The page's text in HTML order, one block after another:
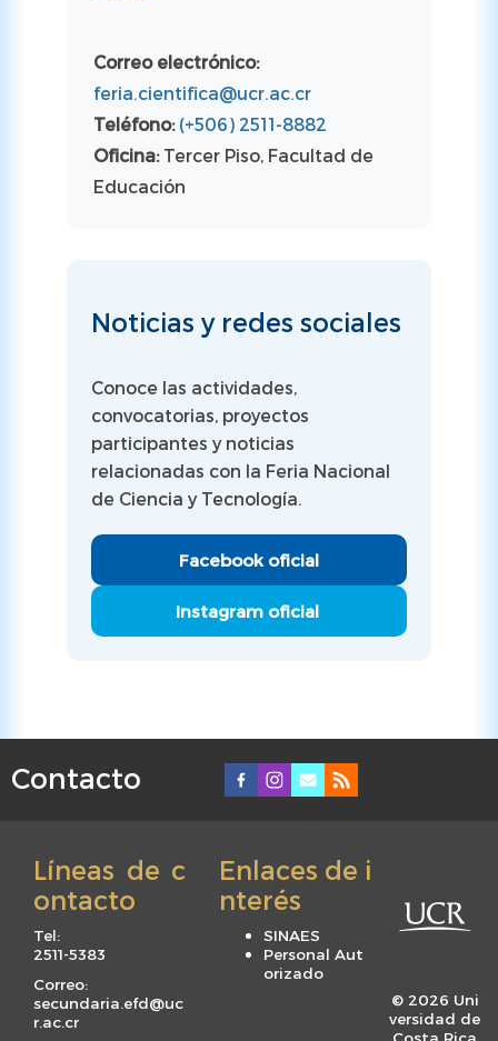
Correo electrónico:
feria.cientifica@ucr.ac.cr
Teléfono: (+506) 2511-8882
Oficina:Tercer Piso, Facultad de
Educación
Noticias y redes sociales
Conoce las actividades,
convocatorias, proyectos
participantes y noticias
relacionadas con la Feria Nacional
de Ciencia y Tecnología.
Facebook oficial
Instagram oficial
FContacto
Líneas de c
ontacto
Tel:
2511-5383
Correo:
secundaria.efd@uc
r.ac.cr
Enlaces de i
nterés
SINAES
Personal Aut
orizado
© 2026 Uni
versidad de
Costa Rica